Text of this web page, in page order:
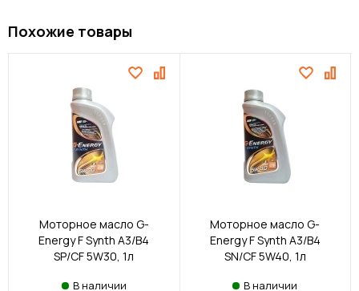
Похожие товары
Моторное масло G-
Energy F Synth A3/B4
SP/CF 5W30, 1л
В наличии
Моторное масло G-
Energy F Synth A3/B4
SN/CF 5W40, 1л
В наличии